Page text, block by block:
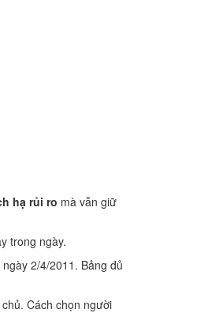
hạ rủi ro mà vẫn giữ
trong ngày.
2/4/2011. Bảng đủ
Cách chọn người